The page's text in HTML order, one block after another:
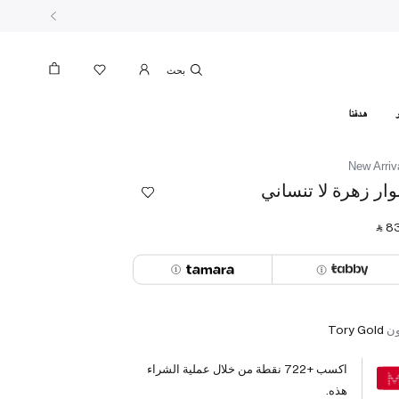
هدفنا
New
زهرة لا تنساني
⃁
Tory Gold
اكسب +722 نقطة من خلال عملية الشراء
هذه.